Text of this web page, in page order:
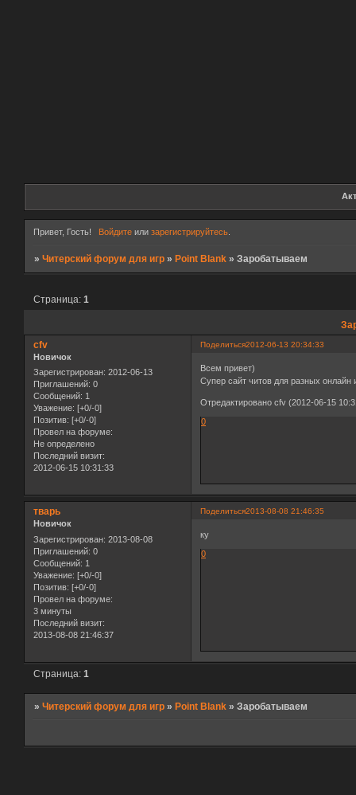
Привет, Гость! Войдитеили зарегистрируйтесь.
»Читерский форум для игр »Point Blank »Заробатываем
Страница:1
Поделиться2012-06-13 20:34:33
cfv
Новичок
Зарегистрирован: 2012-06-13
Приглашений: 0
Сообщений: 1
Уважение: [+0/-0]
Позитив: [+0/-0]
Провел на форуме:
Не определено
Последний визит:
2012-06-15 10:31:33
Всем привет)
Супер сайт читов для разных
Отредактировано cfv (2012-06-15
0
Поделиться2013-08-08 21:46:35
тварь
Новичок
Зарегистрирован: 2013-08-08
Приглашений: 0
Сообщений: 1
Уважение: [+0/-0]
Позитив: [+0/-0]
Провел на форуме:
3 минуты
Последний визит:
2013-08-08 21:46:37
ку
0
Страница:1
»Читерский форум для игр » Point Blank »Заробатываем